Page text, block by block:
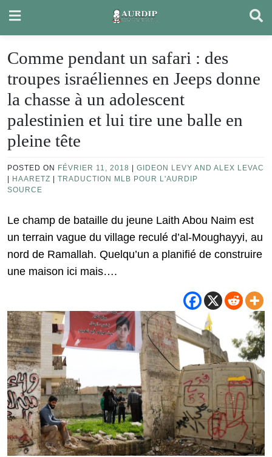
content
Comme pendant un safari : des
troupes israéliennes en Jeeps donne
la chasse à un adolescent
palestinien et lui tire une balle en
pleine tête
POSTED ON FÉVRIER 11, 2018
GIDEON LEVY AND ALEX LEVAC
HAARETZ
TRADUCTION MLB POUR L'AURDIP
SOURCE
Le champ de bataille du jeune Laith Abou Naim est
un terrain vague du village reculé d’al-Moughayyi, au
nord de Ramallah. Quelqu’un a planifié de construire
une maison ici mais….